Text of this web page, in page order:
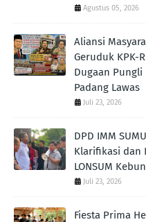
Agustus 05, 2026
Aliansi
Geruduk KPK-
Dugaan Pungli
Padang Lawas
Juli 23, 2026
DPD IMM
Klarifikasi dan
LONSUM
Juli 23, 2026
Fiesta Prima